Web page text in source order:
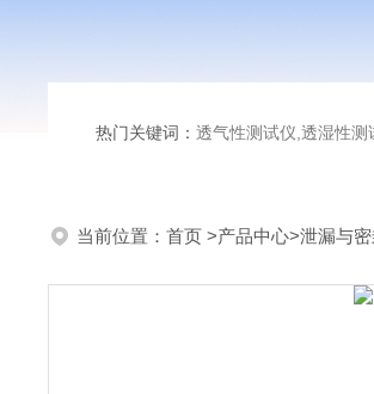
热门关键词： 透气性测试仪,透湿性测试仪
当前位置： 首页 >产品中心>泄漏与